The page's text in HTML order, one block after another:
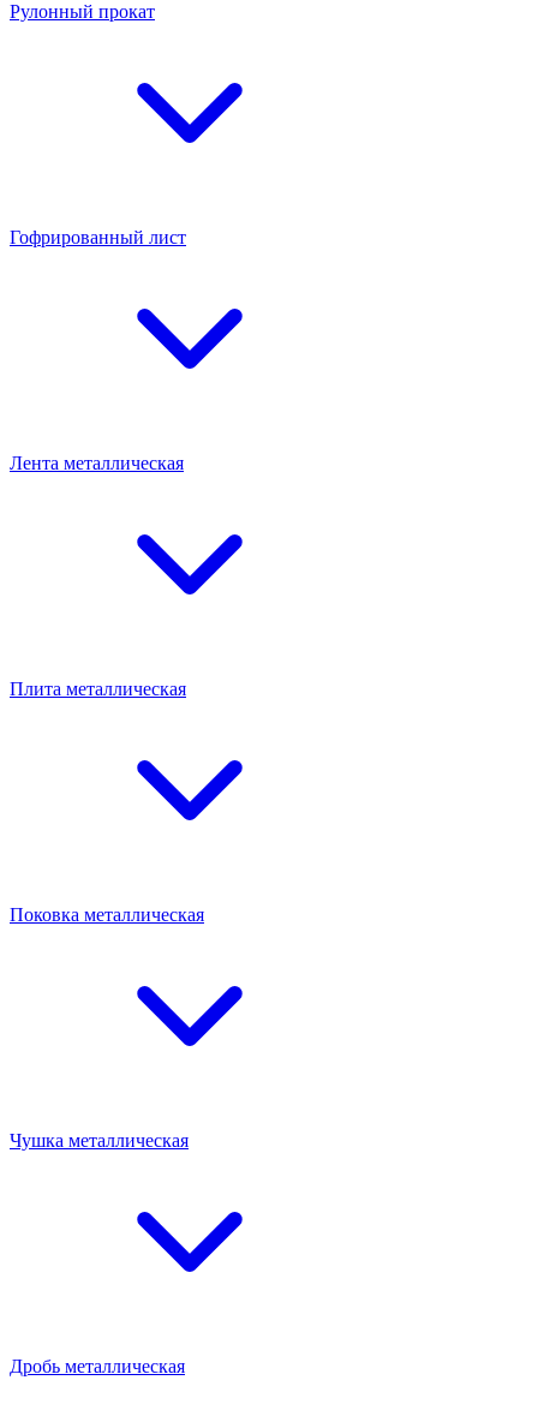
Рулонный прокат
Гофрированный лист
Лента металлическая
Плита металлическая
Поковка металлическая
Чушка металлическая
Дробь металлическая